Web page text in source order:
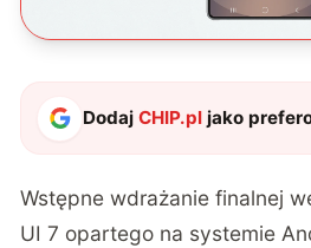
DodajCHIP.pl jako
Wstępne wdrażanie finalnej
UI 7 opartego na systemie